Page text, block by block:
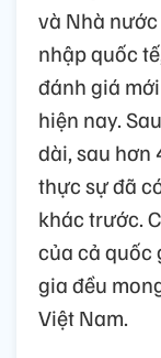
và Nhà
nhập quốc
đánh giá
hiện nay.
dài, sau hơn
thực sự đã
khác trước.
của cả quốc
gia đều
Việt Nam.